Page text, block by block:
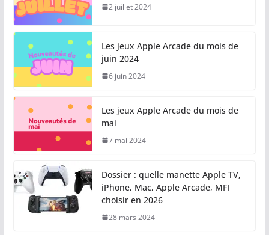
2 juillet 2024
Les jeux Apple Arcade du mois de
juin 2024
6 juin 2024
Les jeux Apple Arcade du mois de
mai
7 mai 2024
Dossier : quelle manette Apple TV,
iPhone, Mac, Apple Arcade, MFI
choisir en 2026
28 mars 2024